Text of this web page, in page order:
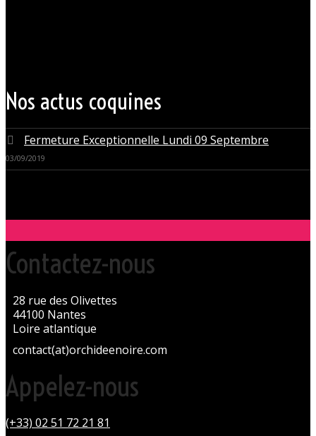
Nos actus coquines
Fermeture Exceptionnelle Lundi 09 Septembre
03/09/2019
Contactez-nous
28 rue des Olivettes
44100 Nantes
Loire atlantique
contact(at)orchideenoire.com
Appelez-nous
(+33) 02 51 72 21 81